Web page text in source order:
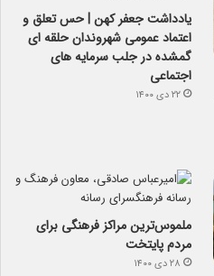
یادداشت جعفر کهن | حس تعلق و
اعتماد عمومی شهروندان حلقه ای
گمشده در جلب سرمایه های
اجتماعی
۲۲ دی ۱۴۰۰
ملموس‌ترین مراکز فرهنگی برای
مردم پایتخت
۲۸ دی ۱۴۰۰